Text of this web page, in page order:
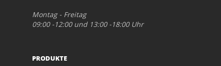
Montag - Freitag
09:00 -12:00 und 13:00 -18:00 Uhr
PRODUKTE